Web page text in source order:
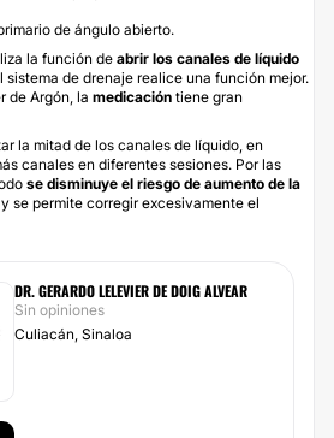
de ángulo abierto.
la función de abrir los canales de líquido
sistema de drenaje realice una función mejor.
de Argón, la medicación tiene gran
la mitad de los canales de líquido, en
canales en diferentes sesiones. Por las
se disminuye el riesgo de aumento de la
y se permite corregir excesivamente el
DR. GERARDO LELEVIER DE DOIG ALVEAR
Sin opiniones
Culiacán, Sinaloa